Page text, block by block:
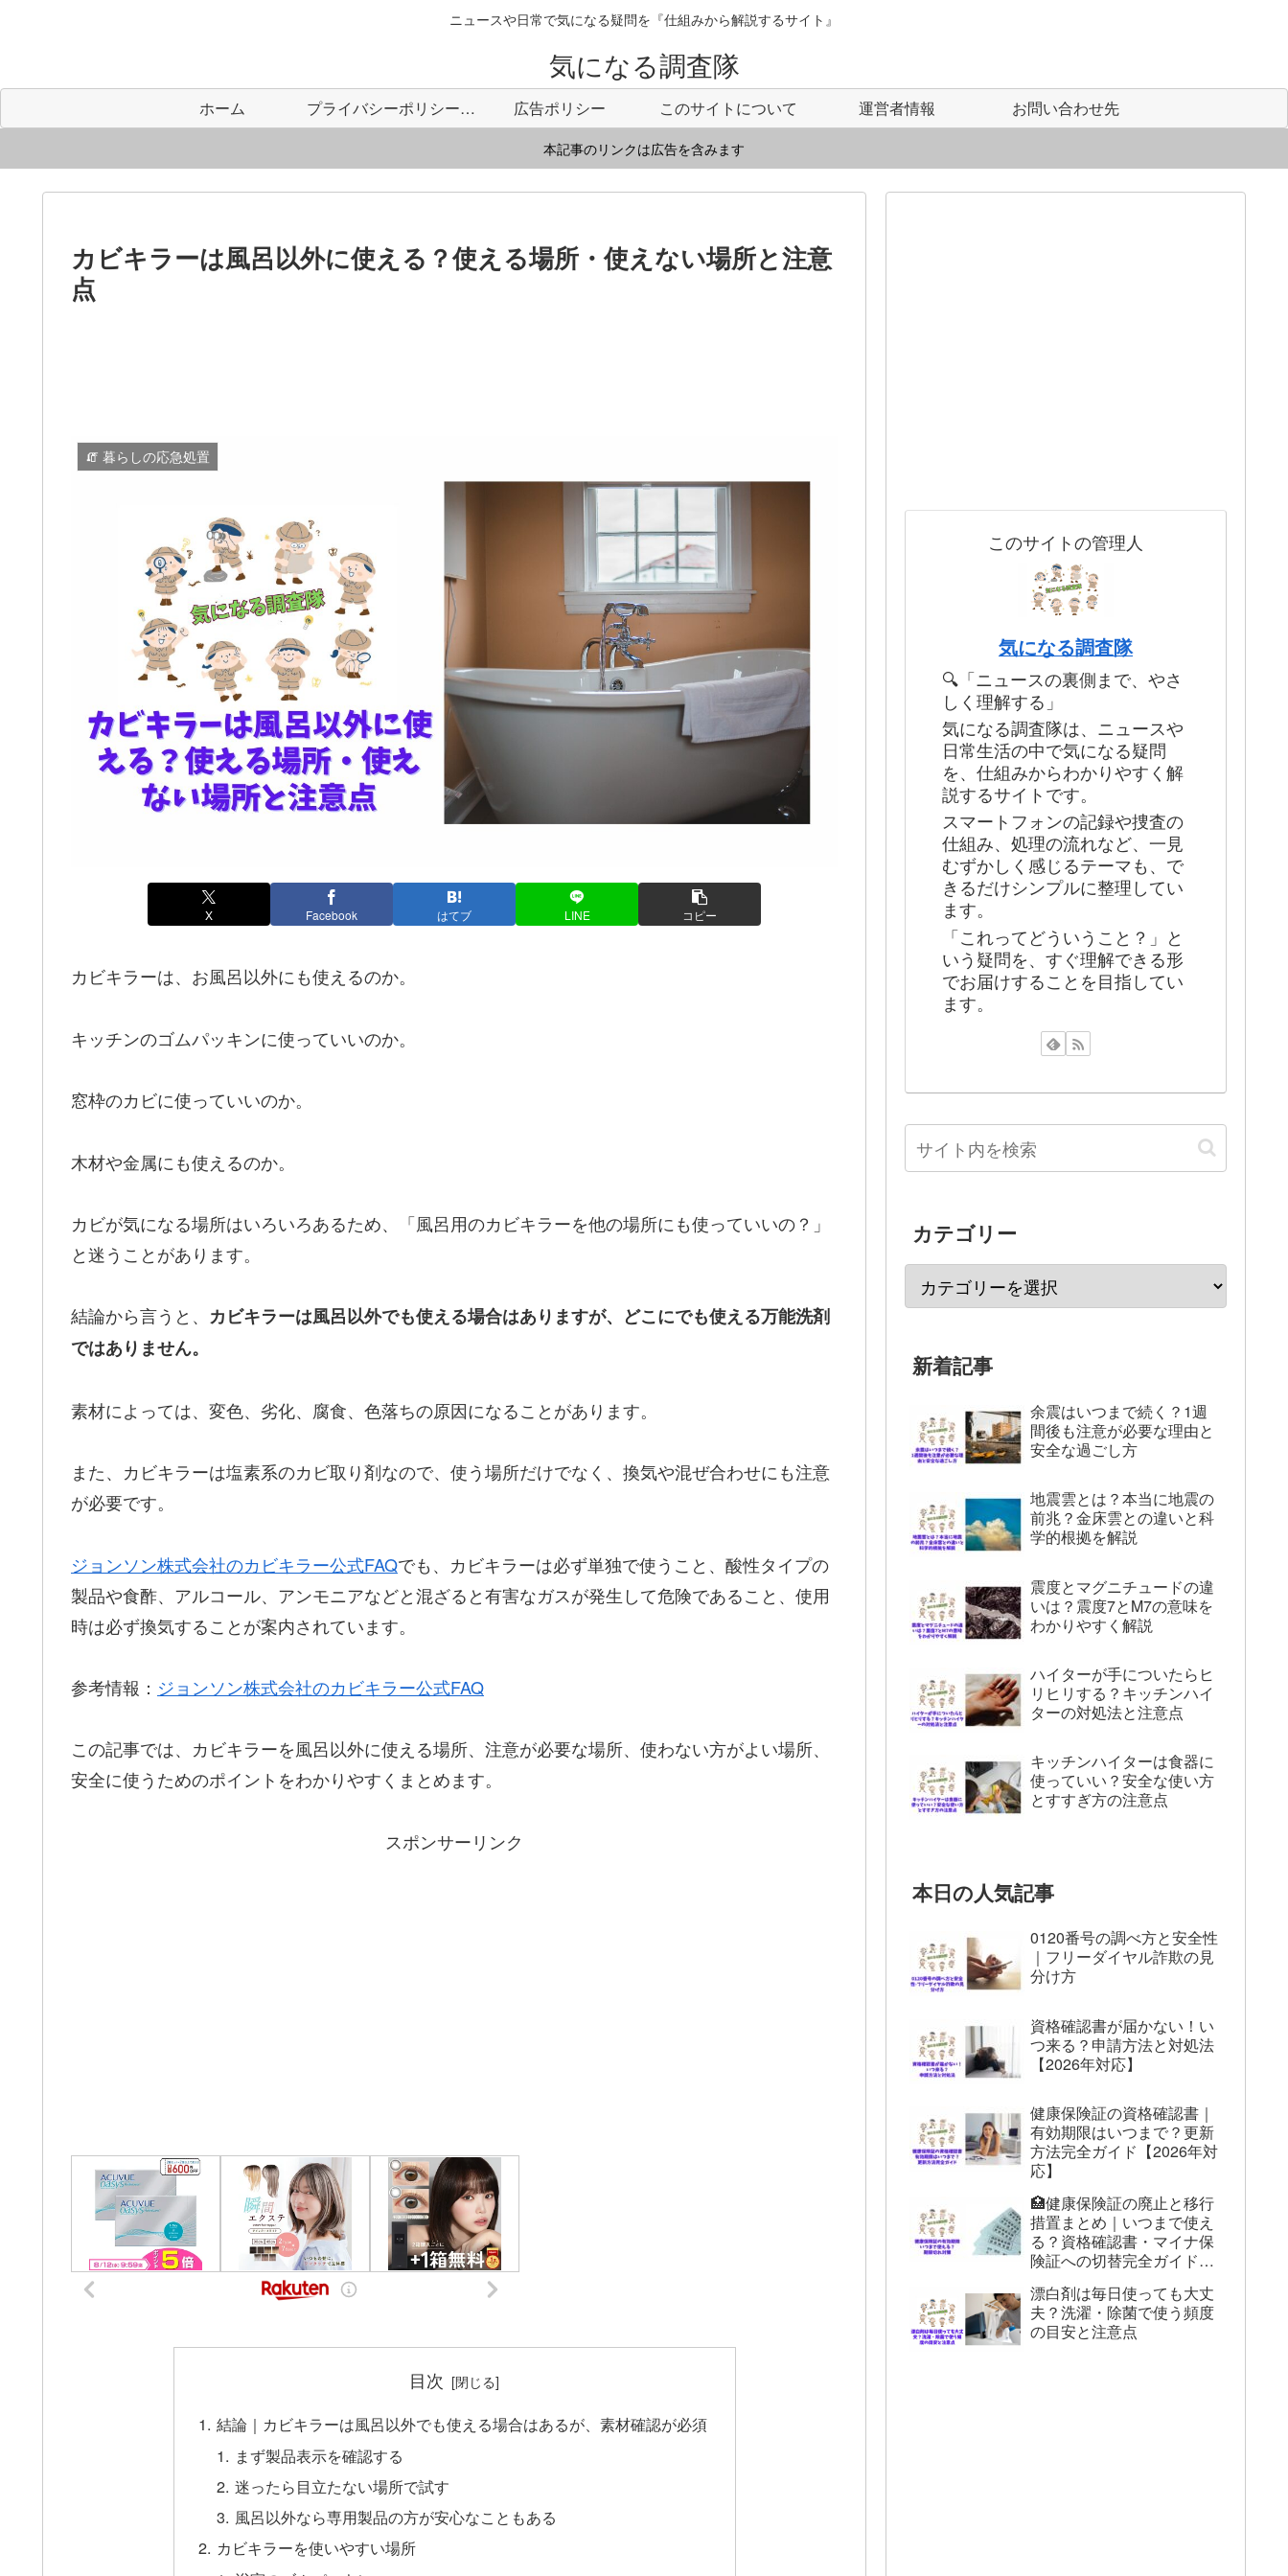
ニュースや日常で気になる疑問を『仕組みから解説するサイト』
気になる調査隊
ホーム プライバシーポリシー・免責事項 広告ポリシー このサイトについて 運営者情報 お問い合わせ先
本記事のリンクは広告を含みます
カビキラーは風呂以外に使える？使える場所・使えない場所と注意
点
🧯 暮らしの応急処置
X Facebook はてブ LINE コピー
カビキラーは、お風呂以外にも使えるのか。
キッチンのゴムパッキンに使っていいのか。
窓枠のカビに使っていいのか。
木材や金属にも使えるのか。
カビが気になる場所はいろいろあるため、「風呂用のカビキラーを他の場所にも使っていいの？」
と迷うことがあります。
結論から言うと、 カビキラーは風呂以外でも使える場合はありますが、どこにでも使える万能洗剤
ではありません。
素材によっては、変色、劣化、腐食、色落ちの原因になることがあります。
また、カビキラーは塩素系のカビ取り剤なので、使う場所だけでなく、換気や混ぜ合わせにも注意
が必要です。
ジョンソン株式会社のカビキラー公式FAQでも、カビキラーは必ず単独で使うこと、酸性タイプの
製品や食酢、アルコール、アンモニアなどと混ざると有害なガスが発生して危険であること、使用
時は必ず換気することが案内されています。
参考情報： ジョンソン株式会社のカビキラー公式FAQ
この記事では、カビキラーを風呂以外に使える場所、注意が必要な場所、使わない方がよい場所、
安全に使うためのポイントをわかりやすくまとめます。
スポンサーリンク
目次
結論｜カビキラーは風呂以外でも使える場合はあるが、素材確認が必須
まず製品表示を確認する
迷ったら目立たない場所で試す
風呂以外なら専用製品の方が安心なこともある
カビキラーを使いやすい場所
このサイトの管理人
気になる調査隊
🔍「ニュースの裏側まで、やさ
しく理解する」
気になる調査隊は、ニュースや
日常生活の中で気になる疑問
を、仕組みからわかりやすく解
説するサイトです。
スマートフォンの記録や捜査の
仕組み、処理の流れなど、一見
むずかしく感じるテーマも、で
きるだけシンプルに整理してい
ます。
「これってどういうこと？」と
いう疑問を、すぐ理解できる形
でお届けすることを目指してい
ます。
カテゴリー
新着記事
余震はいつまで続く？1週
間後も注意が必要な理由と
安全な過ごし方
地震雲とは？本当に地震の
前兆？金床雲との違いと科
学的根拠を解説
震度とマグニチュードの違
いは？震度7とM7の意味を
わかりやすく解説
ハイターが手についたらヒ
リヒリする？キッチンハイ
ターの対処法と注意点
キッチンハイターは食器に
使っていい？安全な使い方
とすすぎ方の注意点
本日の人気記事
0120番号の調べ方と安全性
｜フリーダイヤル詐欺の見
分け方
資格確認書が届かない！い
つ来る？申請方法と対処法
【2026年対応】
健康保険証の資格確認書｜
有効期限はいつまで？更新
方法完全ガイド【2026年対
応】
🏥健康保険証の廃止と移行
措置まとめ｜いつまで使え
る？資格確認書・マイナ保
険証への切替完全ガイド
漂白剤は毎日使っても大丈
夫？洗濯・除菌で使う頻度
の目安と注意点